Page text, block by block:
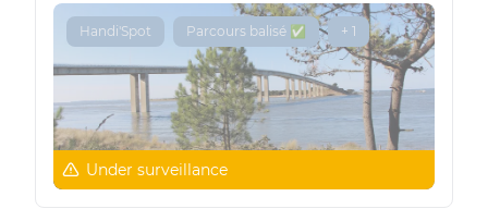
Handi'Spot Parcours balisé ✅ + 1
Under surveillance